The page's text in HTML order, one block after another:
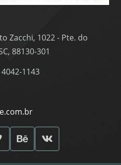
Zacchi, 1022 - Pte. do
88130-301
1143